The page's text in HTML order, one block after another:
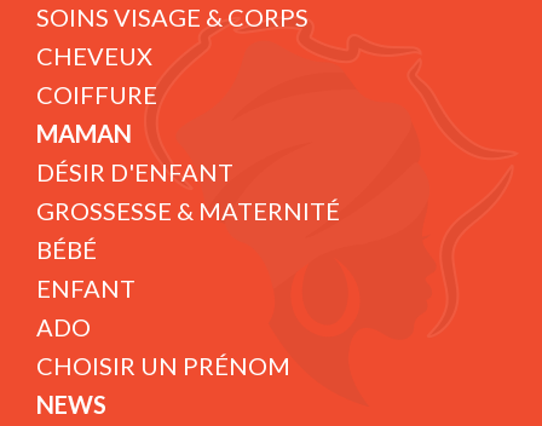
SOINS VISAGE & CORPS
CHEVEUX
COIFFURE
MAMAN
DÉSIR D'ENFANT
GROSSESSE & MATERNITÉ
BÉBÉ
ENFANT
ADO
CHOISIR UN PRÉNOM
NEWS